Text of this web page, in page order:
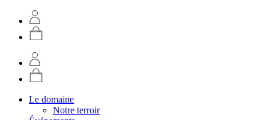
Le domaine
Notre terroir